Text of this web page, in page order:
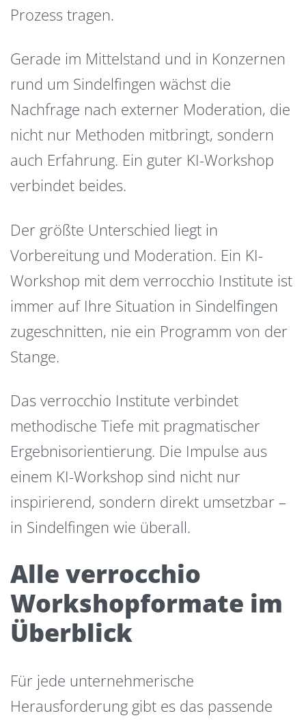
Prozess tragen.
Gerade im Mittelstand und in Konzernen
rund um Sindelfingen wächst die
Nachfrage nach externer Moderation, die
nicht nur Methoden mitbringt, sondern
auch Erfahrung. Ein guter KI-Workshop
verbindet beides.
Der größte Unterschied liegt in
Vorbereitung und Moderation. Ein KI-
Workshop mit dem verrocchio Institute ist
immer auf Ihre Situation in Sindelfingen
zugeschnitten, nie ein Programm von der
Stange.
Das verrocchio Institute verbindet
methodische Tiefe mit pragmatischer
Ergebnisorientierung. Die Impulse aus
einem KI-Workshop sind nicht nur
inspirierend, sondern direkt umsetzbar –
in Sindelfingen wie überall.
Alle verrocchio
Workshopformate im
Überblick
Für jede unternehmerische
Herausforderung gibt es das passende